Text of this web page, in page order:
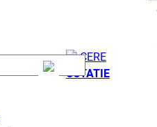
CERE
COTATIE